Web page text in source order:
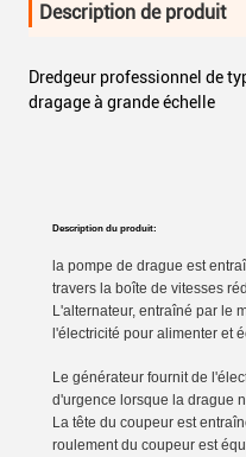
Description de produit
Dredgeur professionnel de
dragage à grande échelle
Description du produit:
la pompe de drague est
travers la boîte de vitesses
L'alternateur, entraîné par le
l'électricité pour alimenter et
Le générateur fournit de
d'urgence lorsque la drague
La tête du coupeur est
roulement du coupeur est